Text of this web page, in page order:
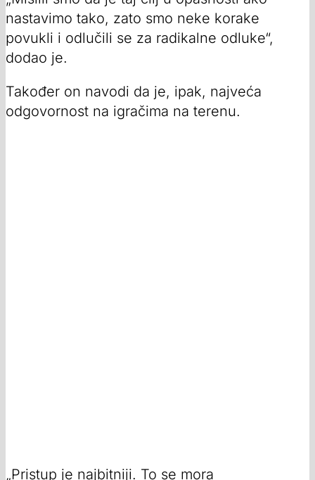
nastavimo tako, zato smo neke korake
povukli i odlučili se za radikalne odluke“,
dodao je.
Također on navodi da je, ipak, najveća
odgovornost na igračima na terenu.
„Pristup je najbitniji. To se mora